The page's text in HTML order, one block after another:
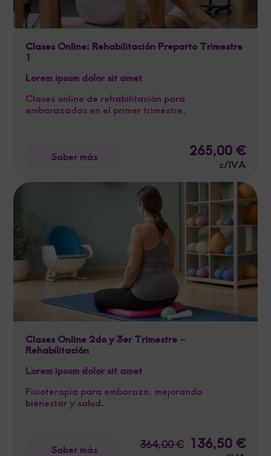
Clases Online: Rehabilitación Preparto Trimestre
1
Lorem ipsum dolor sit amet
Clases online de rehabilitación para
embarazadas en el primer trimestre.
Saber más 265,00 €
c/IVA
Clases Online 2do y 3er Trimestre –
Rehabilitación
Lorem ipsum dolor sit amet
Fisioterapia para embarazo, mejorando
bienestar y salud.
Saber más 364,00€ El
precio
136,50 €El